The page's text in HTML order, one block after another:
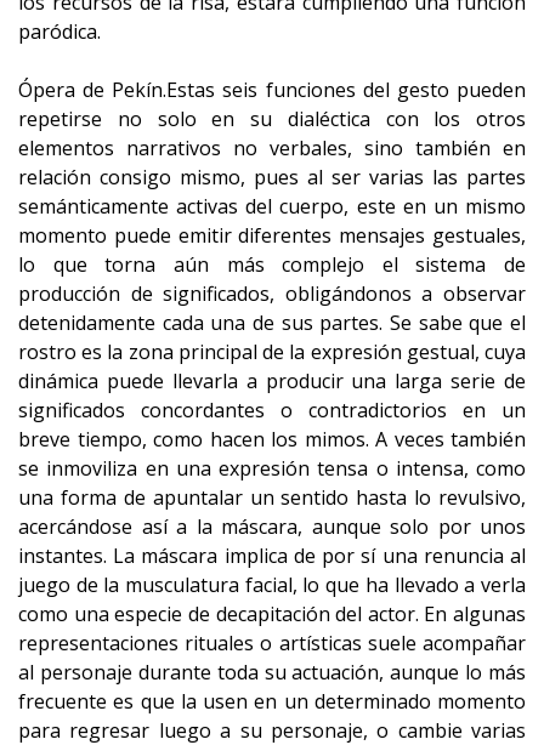
paródica.
Ópera de Pekín.Estas seis funciones del gesto pueden
repetirse no solo en su dialéctica con los otros
elementos narrativos no verbales, sino también en
relación consigo mismo, pues al ser varias las partes
semánticamente activas del cuerpo, este en un mismo
momento puede emitir diferentes mensajes gestuales,
lo que torna aún más complejo el sistema de
producción de significados, obligándonos a observar
detenidamente cada una de sus partes. Se sabe que el
rostro es la zona principal de la expresión gestual, cuya
dinámica puede llevarla a producir una larga serie de
significados concordantes o contradictorios en un
breve tiempo, como hacen los mimos. A veces también
se inmoviliza en una expresión tensa o intensa, como
una forma de apuntalar un sentido hasta lo revulsivo,
acercándose así a la máscara, aunque solo por unos
instantes. La máscara implica de por sí una renuncia al
juego de la musculatura facial, lo que ha llevado a verla
como una especie de decapitación del actor. En algunas
representaciones rituales o artísticas suele acompañar
al personaje durante toda su actuación, aunque lo más
frecuente es que la usen en un determinado momento
para regresar luego a su personaje, o cambie varias